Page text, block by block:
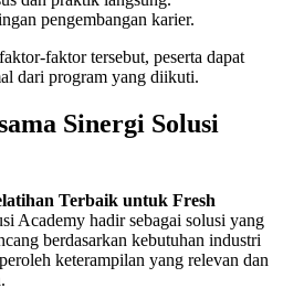
pengembangan karier.
faktor tersebut, peserta dapat
dari program yang diikuti.
Sinergi Solusi
Terbaik untuk Fresh
Academy hadir sebagai solusi yang
berdasarkan kebutuhan industri
keterampilan yang relevan dan